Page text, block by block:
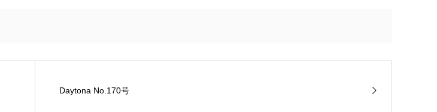
Daytona No.170号